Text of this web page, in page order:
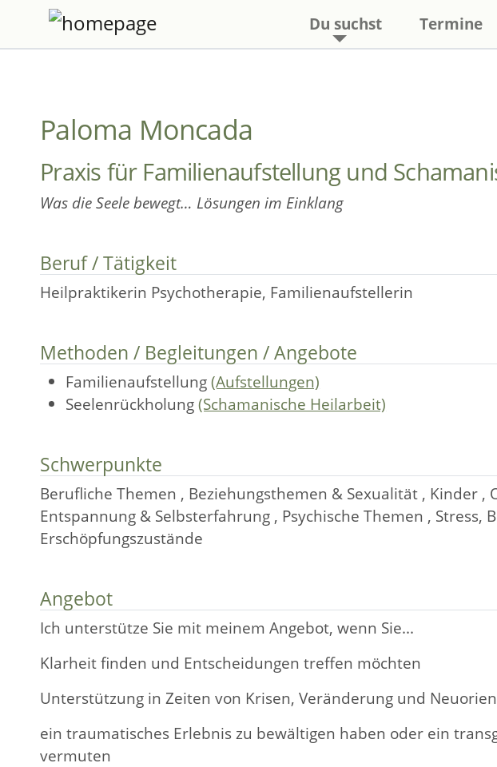
Du suchst Termine
Paloma Moncada
Praxis für Familienaufstellung und
Was die Seele bewegt… Lösungen im Einklang
Beruf / Tätigkeit
Heilpraktikerin Psychotherapie, Familienaufstellerin
Methoden / Begleitungen / Angebote
Familienaufstellung(Aufstellungen)
Seelenrückholung(Schamanische Heilarbeit)
Schwerpunkte
Berufliche Themen , Beziehungsthemen & Sexualität , Kinder ,
Entspannung & Selbsterfahrung , Psychische Themen , Stress,
Erschöpfungszustände
Angebot
Ich unterstütze Sie mit meinem Angebot, wenn Sie...
Klarheit finden und Entscheidungen treffen möchten
Unterstützung in Zeiten von Krisen, Veränderung und
ein traumatisches Erlebnis zu bewältigen haben oder ein
vermuten